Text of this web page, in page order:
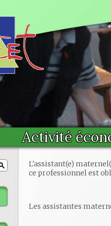
Activité
L'assistant(e)
ce professionnel est
Les assistantes